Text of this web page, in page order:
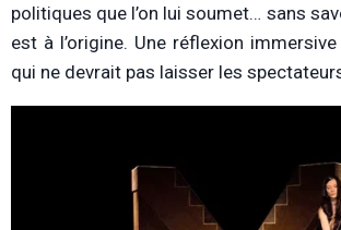
politiques que l’on lui soumet… sans
est à l’origine. Une réflexion
qui ne devrait pas laisser les